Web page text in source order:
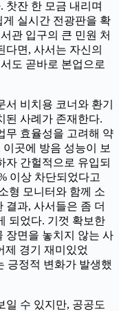
찻잔 한 모금 내리며
실시간 전광판을 확
관 입구의 큰 민원 처
다면, 사서는 자신의
도 곧바로 본업으로
비치용 코너와 환기
된 사례가 존재한다.
무 효율성을 고려해 약
곳에 방음 성능이 보
자 간헐적으로 유입되
이상 차단되었다고
형 모니터와 함께 소
결과, 사서들은 좀 더
되었다. 기껏 확보한
장면을 놓치지 않는 사
제 경기 재미있었
긍정적 변화가 발생했
일 수 있지만, 공공도